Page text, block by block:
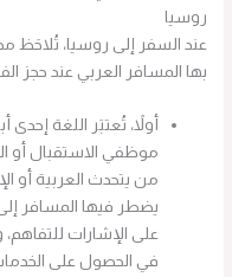
روسيا
عند السفر إلى روسيا، تُلاحَظ
بها المسافر العربي عند حجز
أولاً، تُعتبَر اللغة إحدى
موظفي الاستقبال أو
من يتحدث العربية أو
يضطر فيها المسافر إلى
على الإشارات
في الحصول على